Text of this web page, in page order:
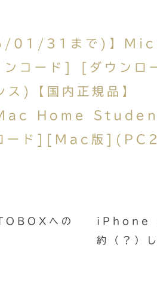
01/31まで)
コード] [ダウン
)【国内正規品】
Home
ド][Mac版](PC2
への
iPhone
約（？）